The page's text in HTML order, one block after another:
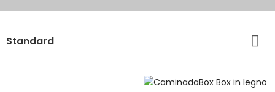
Standard